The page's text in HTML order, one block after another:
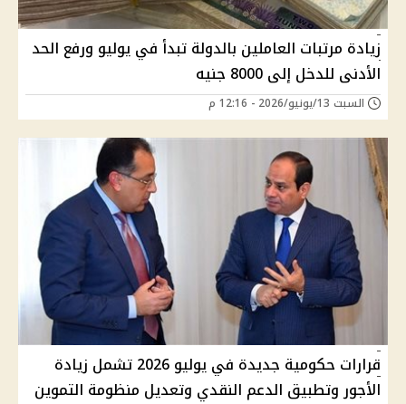
زيادة مرتبات العاملين بالدولة تبدأ في يوليو ورفع الحد
الأدنى للدخل إلى 8000 جنيه
السبت 13/يونيو/2026 - 12:16 م
قرارات حكومية جديدة في يوليو 2026 تشمل زيادة
الأجور وتطبيق الدعم النقدي وتعديل منظومة التموين